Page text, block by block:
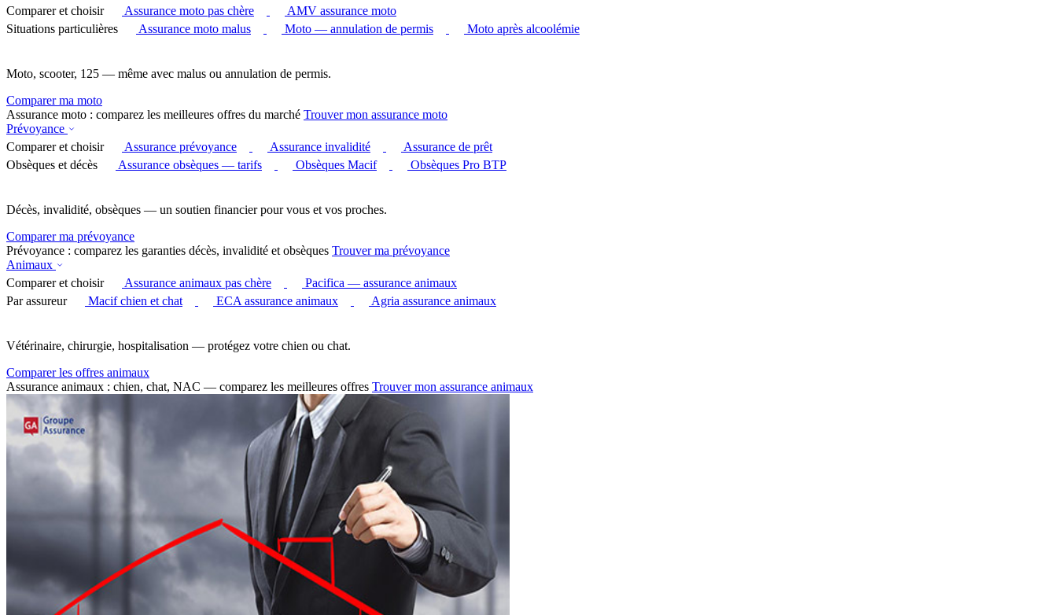
Comparer et choisir
Assurance moto pas chère
AMV assurance moto
Situations particulières
Assurance moto malus Moto — annulation de permis Moto après alcoolémie
Moto, scooter, 125 — même avec malus ou annulation de permis.
Comparer ma moto
Assurance moto : comparez les meilleures offres du marché Trouver mon assurance moto
Prévoyance
Comparer et choisir
Assurance prévoyance Assurance invalidité
Assurance de prêt
Obsèques et décès
Assurance obsèques — tarifs Obsèques Macif Obsèques Pro BTP
Décès, invalidité, obsèques — un soutien financier pour vous et vos proches.
Comparer ma prévoyance
Prévoyance : comparez les garanties décès, invalidité et obsèques Trouver ma prévoyance
Animaux
Comparer et choisir
Assurance animaux pas chère
Pacifica — assurance animaux
Par assureur
Macif chien et chat ECA assurance animaux Agria assurance animaux
Vétérinaire, chirurgie, hospitalisation — protégez votre chien ou chat.
Comparer les offres animaux
Assurance animaux : chien, chat, NAC — comparez les meilleures offres Trouver mon assurance animaux